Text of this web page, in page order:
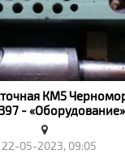
КМ5
- «Оборудование»
22-05-2023, 09:05